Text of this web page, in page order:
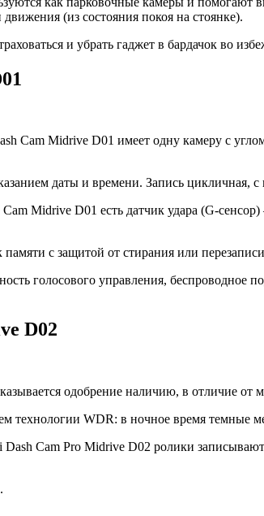
движения (из состояния покоя на стоянке).
и убрать гаджет в бардачок во
Cam Midrive D01 имеет одну камеру с
даты и времени. Запись
Midrive D01 есть датчик удара (G-
с защитой от стирания или
голосового управления, беспроводное
D02
одобрение наличию, в отличие
технологии WDR: в ночное время темные
Cam Pro Midrive D02 ролики